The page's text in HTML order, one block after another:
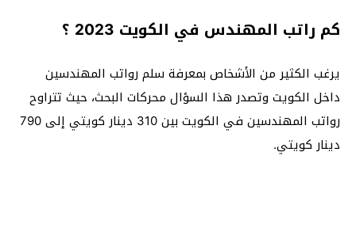
كم راتب المهندس في الكويت 2023 ؟
يرغب الكثير من الأشخاص بمعرفة سلم رواتب المهندسين
داخل الكويت وتصدر هذا السؤال محركات البحث، حيث تتراوح
رواتب المهندسين في الكويت بين 310 دينار كويتي إلى 790
دينار كويتي.